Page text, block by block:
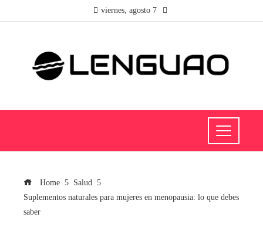
viernes, agosto 7
Home
Salud
Suplementos naturales para mujeres en menopausia: lo que debes
saber